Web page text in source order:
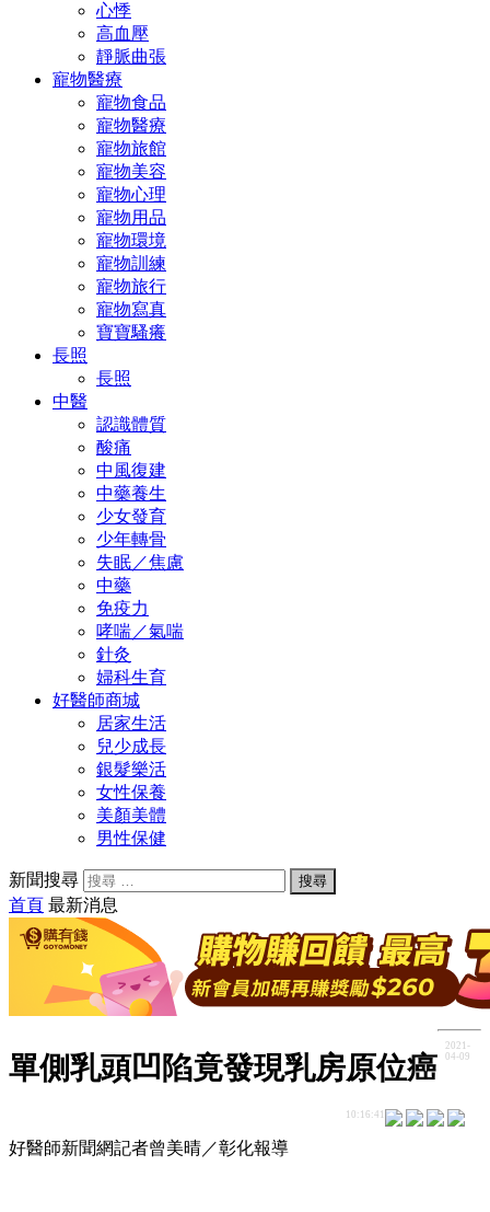
心悸
高血壓
靜脈曲張
寵物醫療
寵物食品
寵物醫療
寵物旅館
寵物美容
寵物心理
寵物用品
寵物環境
寵物訓練
寵物旅行
寵物寫真
寶寶騷癢
長照
長照
中醫
認識體質
酸痛
中風復建
中藥養生
少女發育
少年轉骨
失眠／焦慮
中藥
免疫力
哮喘／氣喘
針灸
婦科生育
好醫師商城
居家生活
兒少成長
銀髮樂活
女性保養
美顏美體
男性保健
新聞搜尋
首頁 最新消息
單側乳頭凹陷竟發現乳房原位癌
2021-
04-09
10:16:41
好醫師新聞網記者曾美晴／彰化報導